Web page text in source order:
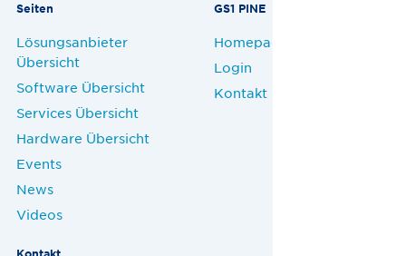
Seiten
Lösungsanbieter
Übersicht
Software Übersicht
Services Übersicht
Hardware Übersicht
Events
News
Videos
GS1 PINE
Homepage
Login
Kontakt